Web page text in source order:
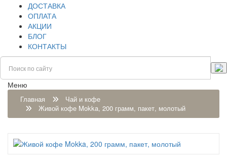
ДОСТАВКА
ОПЛАТА
АКЦИИ
БЛОГ
КОНТАКТЫ
Меню
Главная
Чай и кофе
Живой кофе Mokka, 200 грамм, пакет, молотый